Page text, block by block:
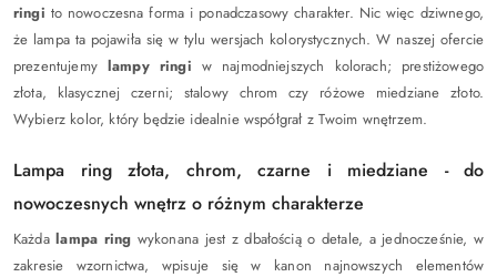
ringi to nowoczesna forma i ponadczasowy charakter. Nic więc dziwnego,
że lampa ta pojawiła się w tylu wersjach kolorystycznych. W naszej ofercie
prezentujemylampy ringi w najmodniejszych kolorach; prestiżowego
złota, klasycznej czerni; stalowy chrom czy różowe miedziane złoto.
Wybierz kolor, który będzie idealnie współgrał z Twoim wnętrzem.
Lampa ring złota, chrom, czarne i miedziane - do
nowoczesnych wnętrz o różnym charakterze
Każdalampa ring wykonana jest z dbałością o detale, a jednocześnie, w
zakresie wzornictwa, wpisuje się w kanon najnowszych elementów